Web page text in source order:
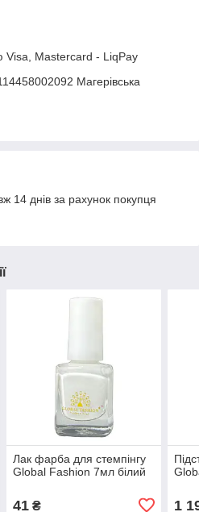
Visa, Mastercard - LiqPay
Магерівська
14 днів за рахунок покупця
Лак фарба для стемпінгу
Global Fashion 7мл білий
41₴ 1